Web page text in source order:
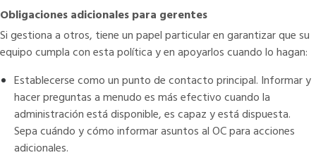
Obligaciones adicionales para gerentes
Si gestiona a otros, tiene un papel particular en garantizar que su
equipo cumpla con esta política y en apoyarlos cuando lo hagan:
Establecerse como un punto de contacto principal. Informar y
hacer preguntas a menudo es más efectivo cuando la
administración está disponible, es capaz y está dispuesta.
Sepa cuándo y cómo informar asuntos al OC para acciones
adicionales.